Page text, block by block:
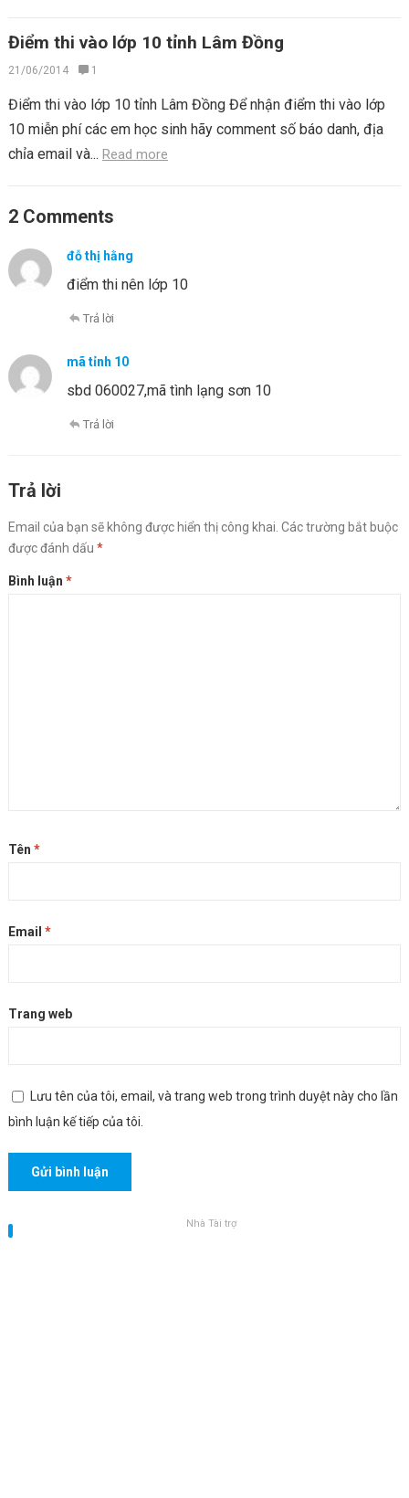
Điểm thi vào lớp 10 tỉnh Lâm Đồng
21/06/2014 1
Điểm thi vào lớp 10 tỉnh Lâm Đồng Để nhận điểm thi vào lớp
10 miễn phí các em học sinh hãy comment số báo danh, địa
chỉa email và... Read more
2 Comments
đỗ thị hằng
điểm thi nên lớp 10
Trả lời
mã tỉnh 10
sbd 060027,mã tình lạng sơn 10
Trả lời
Trả lời
Email của bạn sẽ không được hiển thị công khai. Các trường bắt buộc
được đánh dấu *
Bình luận *
Tên *
Email *
Trang web
Lưu tên của tôi, email, và trang web trong trình duyệt này cho lần
bình luận kế tiếp của tôi.
Nhà Tài trợ